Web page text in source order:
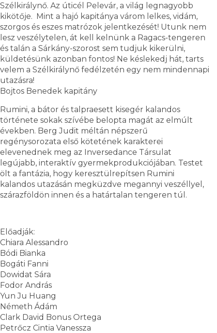
Szélkirálynő. Az úticél Pelevár, a világ legnagyobb
kikötője. Mint a hajó kapitánya várom lelkes, vidám,
szorgos és eszes matrózok jelentkezését! Utunk nem
lesz veszélytelen, át kell kelnünk a Ragacs-tengeren
és talán a Sárkány-szorost sem tudjuk kikerülni,
küldetésünk azonban fontos! Ne késlekedj hát, tarts
velem a Szélkirálynő fedélzetén egy nem mindennapi
utazásra!
Bojtos Benedek kapitány
Rumini, a bátor és talpraesett kisegér kalandos
története sokak szívébe belopta magát az elmúlt
években. Berg Judit méltán népszerű
regénysorozata első kötetének karakterei
elevenednek meg az Inversedance Társulat
legújabb, interaktív gyermekprodukciójában. Testet
ölt a fantázia, hogy keresztülrepítsen Rumini
kalandos utazásán megküzdve megannyi veszéllyel,
szárazföldön innen és a határtalan tengeren túl.
Előadják:
Chiara Alessandro
Bódi Bianka
Bogáti Fanni
Dowidat Sára
Fodor András
Yun Ju Huang
Németh Ádám
Clark David Bonus Ortega
Petrőcz Cintia Vanessza